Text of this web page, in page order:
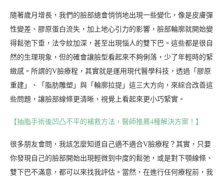
隨著歲月增長，我們的臉部總會悄悄地出現一些變化，像是皮膚彈
性變差、膠原蛋白流失，加上地心引力的影響，臉部輪廓就開始變
得鬆弛下垂，法令紋加深，甚至出現惱人的雙下巴。這些都是很自
然的生理現象，但的確會讓臉型看起來不夠俐落，少了年輕時的緊
緻感。所謂的V臉療程，其實就是運用現代醫學科技，透過「膠原
重建」、「脂肪雕塑」與「輪廓拉提」這三大方向，來綜合改善這
些問題，讓臉部線條更清晰，視覺上看起來更小巧緊實。
【抽脂手術後凹凸不平的補救方法，醫師推薦4種解決方案！】
很多朋友會問，我該怎麼知道自己適不適合V臉療程？其實，只要
你發現自己的臉部開始出現輕微到中度的鬆弛，或是對下顎線條、
雙下巴不滿意，都可以來找我評估。當然，在進行任何療程前，我